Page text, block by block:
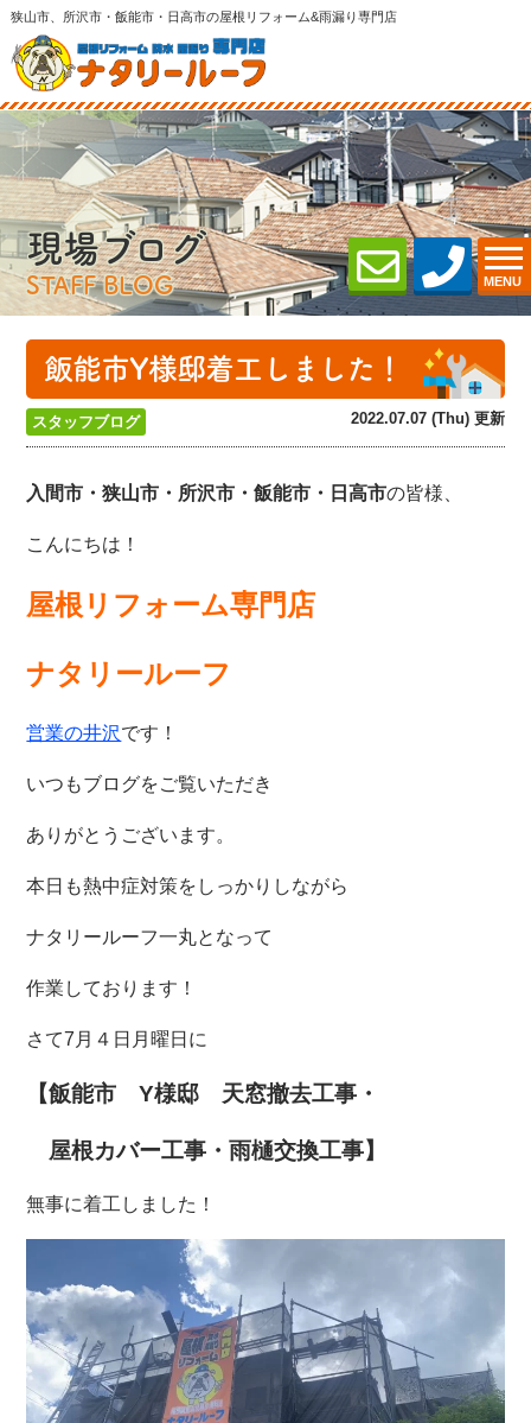
狭山市、所沢市・飯能市・日高市の屋根リフォーム&雨漏り専門店
MENU
現場ブログ
STAFF BLOG
飯能市Y様邸着工しました！
スタッフブログ 2022.07.07 (Thu) 更新
入間市・狭山市・所沢市・飯能市・日高市の皆様、
こんにちは！
屋根リフォーム専門店
ナタリールーフ
営業の井沢です！
いつもブログをご覧いただき
ありがとうございます。
本日も熱中症対策をしっかりしながら
ナタリールーフ一丸となって
作業しております！
さて7月４日月曜日に
【飯能市 Y様邸 天窓撤去工事・
屋根カバー工事・雨樋交換工事】
無事に着工しました！